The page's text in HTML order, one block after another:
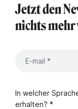
Jetzt den
nichts mehr
In welcher
erhalten? *